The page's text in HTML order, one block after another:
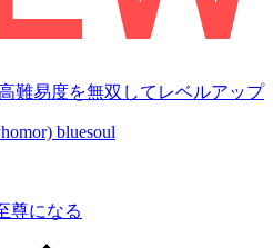
難易度を無双してレベルアップ
bluesoul